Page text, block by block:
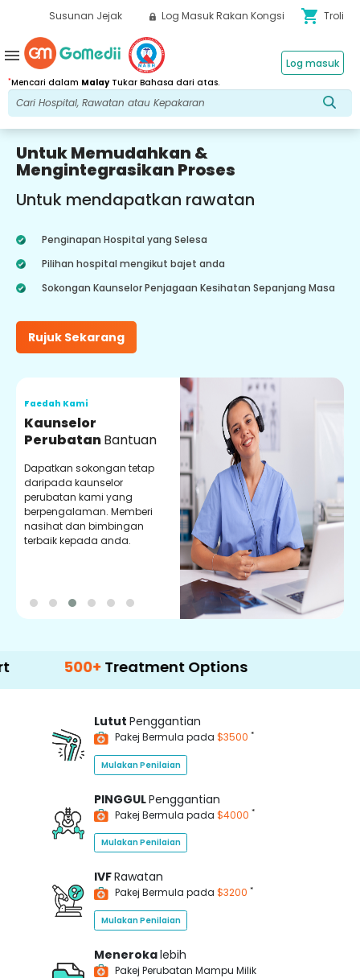
Susunan Jejak Log Masuk Rakan Kongsi shopping_cart Troli
*Mencari dalam MalayTukar Bahasa dari atas.
Log masuk
menu
Untuk Memudahkan &
Mengintegrasikan Proses
Untuk mendapatkan rawatan
Penginapan Hospital yang Selesa
Pilihan hospital mengikut bajet anda
Sokongan Kaunselor Penjagaan Kesihatan Sepanjang Masa
Rujuk Sekarang
Faedah Kami
Kaunselor
PerubatanBantuan
Dapatkan sokongan tetap
daripada kaunselor
perubatan kami yang
berpengalaman. Memberi
nasihat dan bimbingan
terbaik kepada anda.
500+ Treatment Options
Lutut Penggantian
Pakej Bermula pada $3500 *
Mulakan Penilaian
PINGGULPenggantian
Pakej Bermula pada $4000 *
Mulakan Penilaian
IVFRawatan
Pakej Bermula pada $3200 *
Mulakan Penilaian
Menerokalebih
Pakej Perubatan Mampu Milik